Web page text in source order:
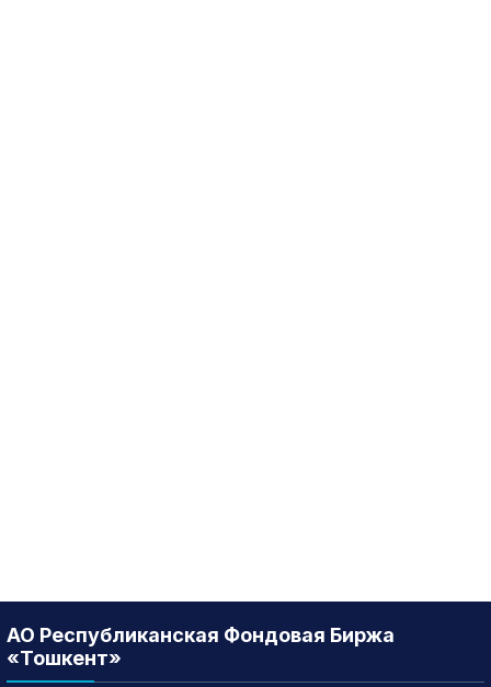
АО Республиканская Фондовая Биржа
«Тошкент»